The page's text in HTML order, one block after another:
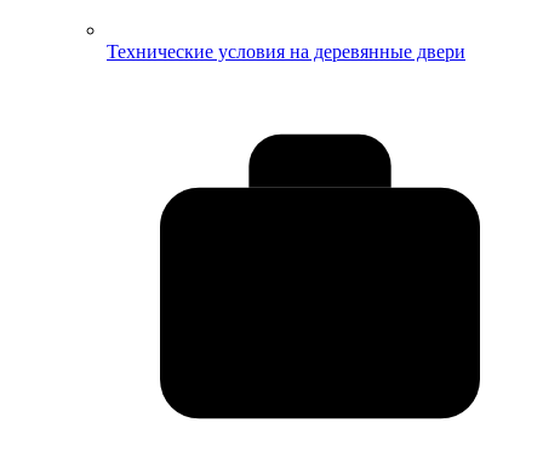
Технические условия на деревянные двери